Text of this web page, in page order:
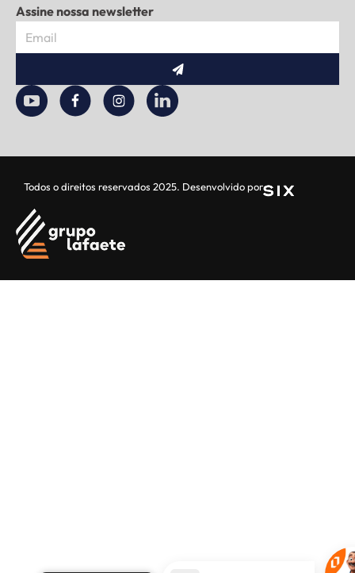
Assine nossa newsletter
Todos o direitos reservados 2025. Desenvolvido por